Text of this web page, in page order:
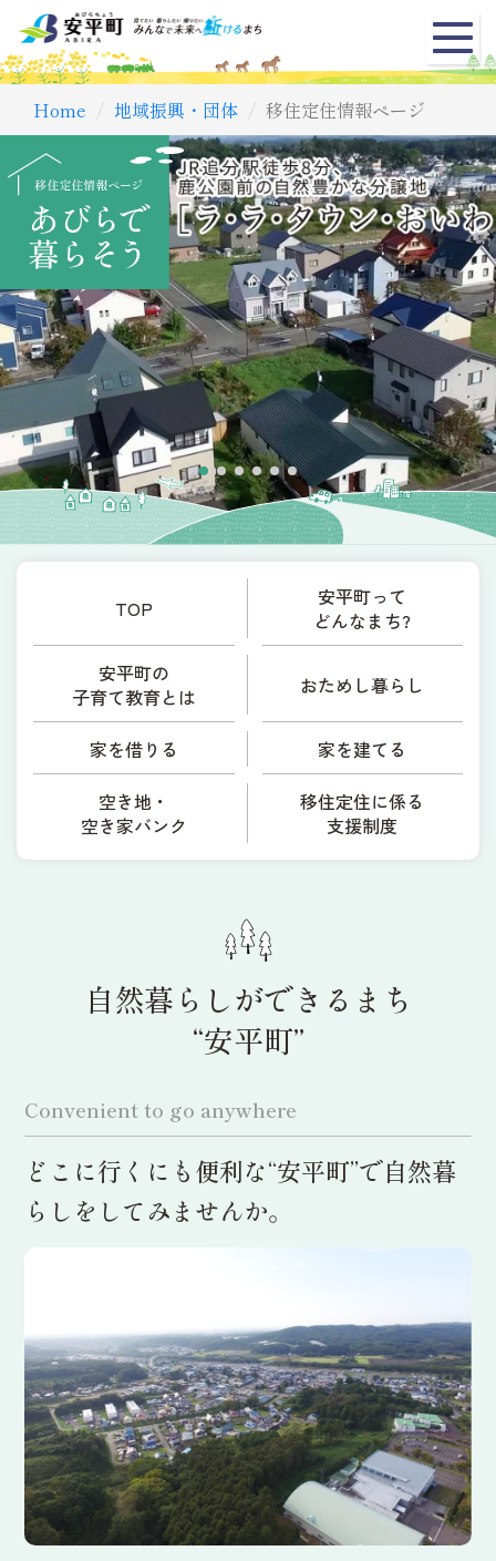
メ
ニ
ー
Home 地域振興・団体 移住定住情報ページ
TOP
安平町って
どんなまち?
安平町の
子育て教育とは
おためし暮らし
家を借りる
家を建てる
空き地・
空き家バンク
移住定住に係る
支援制度
自然暮らしができるまち
“安平町”
Convenient to go anywhere
どこに行くにも便利な“安平町”で自然暮
らしをしてみませんか。